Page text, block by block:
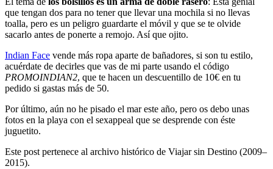
que tengan dos para no tener que llevar una mochila si no llevas
toalla, pero es un peligro guardarte el móvil y que se te olvide
sacarlo antes de ponerte a remojo. Así que ojito.
Indian Face vende más ropa aparte de bañadores, si son tu estilo,
acuérdate de decirles que vas de mi parte usando el código
PROMOINDIAN2, que te hacen un descuentillo de 10€ en tu
pedido si gastas más de 50.
Por último, aún no he pisado el mar este año, pero os debo unas
fotos en la playa con el sexappeal que se desprende con éste
juguetito.
Este post pertenece al archivo histórico de Viajar sin Destino (2009–
2015).